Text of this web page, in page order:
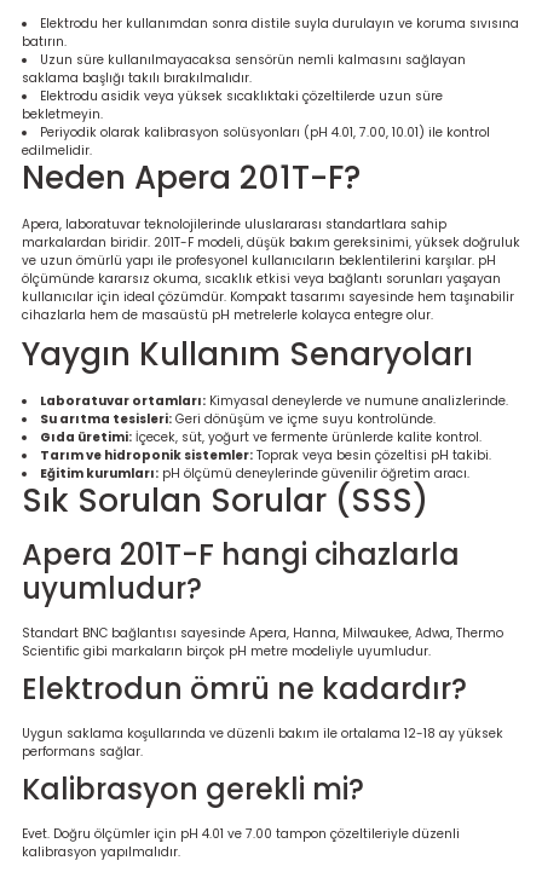
Cihazı
Ölçer
Elektrodu her kullanımdan sonra distile suyla durulayın ve koruma sıvısına
batırın.
Uzun süre kullanılmayacaksa sensörün nemli kalmasını sağlayan
saklama başlığı takılı bırakılmalıdır.
Elektrodu asidik veya yüksek sıcaklıktaki çözeltilerde uzun süre
bekletmeyin.
Periyodik olarak kalibrasyon solüsyonları (pH 4.01, 7.00, 10.01) ile kontrol
edilmelidir.
Neden Apera 201T-F?
Apera, laboratuvar teknolojilerinde uluslararası standartlara sahip
markalardan biridir. 201T-F modeli, düşük bakım gereksinimi, yüksek doğruluk
ve uzun ömürlü yapı ile profesyonel kullanıcıların beklentilerini karşılar. pH
ölçümünde kararsız okuma, sıcaklık etkisi veya bağlantı sorunları yaşayan
kullanıcılar için ideal çözümdür. Kompakt tasarımı sayesinde hem taşınabilir
cihazlarla hem de masaüstü pH metrelerle kolayca entegre olur.
Yaygın Kullanım Senaryoları
Laboratuvar ortamları: Kimyasal deneylerde ve numune analizlerinde.
Su arıtma tesisleri: Geri dönüşüm ve içme suyu kontrolünde.
Gıda üretimi: İçecek, süt, yoğurt ve fermente ürünlerde kalite kontrol.
Tarım ve hidroponik sistemler: Toprak veya besin çözeltisi pH takibi.
Eğitim kurumları: pH ölçümü deneylerinde güvenilir öğretim aracı.
Sık Sorulan Sorular (SSS)
Apera 201T-F hangi cihazlarla
uyumludur?
Standart BNC bağlantısı sayesinde Apera, Hanna, Milwaukee, Adwa, Thermo
Scientific gibi markaların birçok pH metre modeliyle uyumludur.
Elektrodun ömrü ne kadardır?
Uygun saklama koşullarında ve düzenli bakım ile ortalama 12-18 ay yüksek
performans sağlar.
Kalibrasyon gerekli mi?
Evet. Doğru ölçümler için pH 4.01 ve 7.00 tampon çözeltileriyle düzenli
kalibrasyon yapılmalıdır.